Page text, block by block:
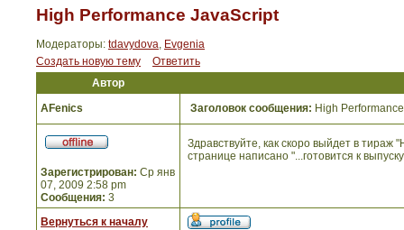
High Performance JavaScript
Модераторы: tdavydova, Evgenia
Создать новую тему
Ответить
Автор
AFenics
Заголовок сообщения: High
Зарегистрирован: Ср янв
07, 2009 2:58 pm
Сообщения: 3
Здравствуйте, как скоро выйдет в
странице написано "...готовится к
Вернуться к началу